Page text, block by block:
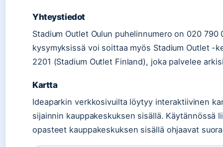
Yhteystiedot
Stadium Outlet Oulun puhelinnumero on 020 790
kysymyksissä voi soittaa myös Stadium Outlet -
2201 (Stadium Outlet Finland), joka palvelee
Kartta
Ideaparkin verkkosivuilta löytyy interaktiivinen
sijainnin kauppakeskuksen sisällä. Käytännössä
opasteet kauppakeskuksen sisällä ohjaavat